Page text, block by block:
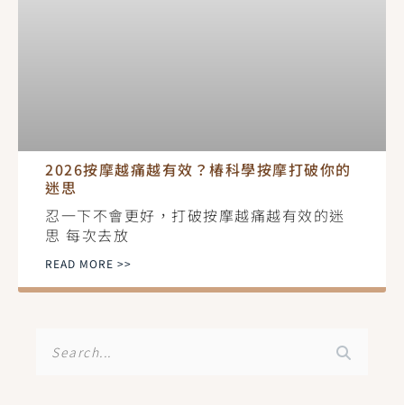
2026按摩越痛越有效？椿科學按摩打破你的
迷思
忍一下不會更好，打破按摩越痛越有效的迷
思 每次去放
READ MORE >>